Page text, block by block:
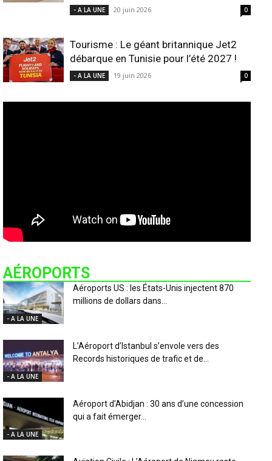
- A LA UNE 20 juin 2026 0
Tourisme : Le géant britannique Jet2
débarque en Tunisie pour l’été 2027 !
- A LA UNE 19 juin 2026 0
AÉROPORTS
- A LA UNE
Aéroports US : les États-Unis injectent 870
millions de dollars dans...
- A LA UNE
L’Aéroport d’Istanbul s’envole vers des
Records historiques de trafic et de...
- A LA UNE
Aéroport d’Abidjan : 30 ans d’une concession
qui a fait émerger...